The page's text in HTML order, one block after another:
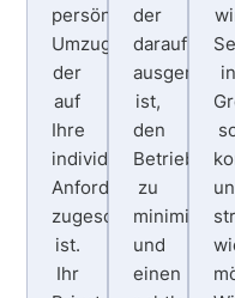
persönlichen
Umzugsservice,
der
auf
Ihre
individuellen
Anforderungen
zugeschnitten
ist.
Ihr
der
darauf
ausgerichtet
ist,
den
zu
minimieren
und
einen
in